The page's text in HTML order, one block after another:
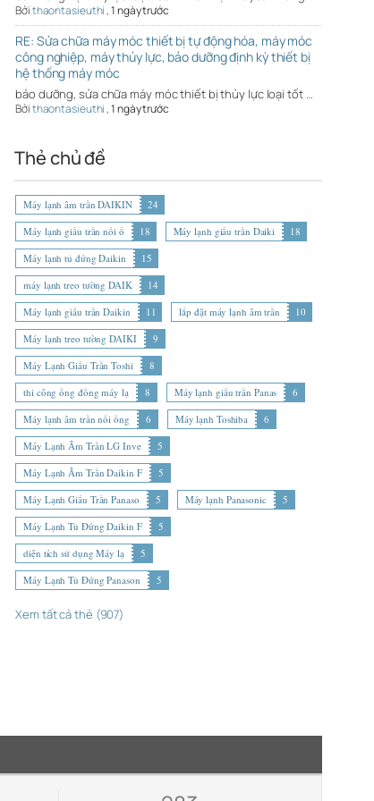
Bởithaontasieuthi,1 ngày trước
RE: Sửa chữa máy móc thiết bị tự động hóa, máy móc
công nghiệp, máy thủy lực, bảo dưỡng định kỳ thiết bị
hệ thống máy móc
bảo dưỡng, sửa chữa máy móc thiết bị thủy lực loại tốt …
Bởithaontasieuthi,1 ngày trước
Thẻ chủ đề
Máy lạnh âm trần DAIKIN
24
Máy lạnh giấu trần nối ố
18 Máy lạnh giấu trần Daiki
18
Máy lạnh tủ đứng Daikin
15
máy lạnh treo tường DAIK
14
Máy lạnh giấu trần Daikin
11 lắp đặt máy lạnh âm trần
10
Máy lạnh treo tường DAIKI
9
Máy Lạnh Giấu Trần Toshi
8
thi công ống đồng máy lạ
8 Máy lạnh giấu trần Panas
6
Máy lạnh âm trần nối ống
6 Máy lạnh Toshiba
6
Máy Lạnh Âm Trần LG Inve
5
Máy Lạnh Âm Trần Daikin F
5
Máy Lạnh Giấu Trần Panaso
5 Máy lạnh Panasonic
5
Máy Lạnh Tủ Đứng Daikin F
5
diện tích sử dụng Máy lạ
5
Máy Lạnh Tủ Đứng Panason
5
Xem tất cả thẻ (907)